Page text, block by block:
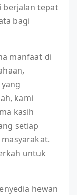
berjalan tepat
bagi
manfaat di
kami
kasih
setiap
untuk
hewan